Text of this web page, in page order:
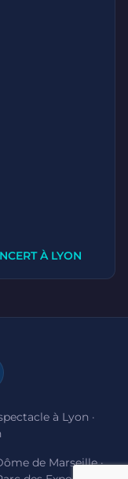
À LYON
à Lyon ·
de Marseille·